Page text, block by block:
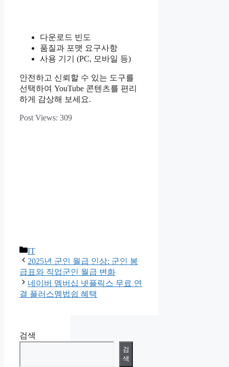
다운로드 빈도
품질과 포맷 요구사항
사용 기기 (PC, 모바일 등)
안전하고 신뢰할 수 있는 도구를
선택하여 YouTube 콘텐츠를 편리
하게 감상해 보세요.
Post Views: 309
카
테
고
리
IT
2025년 군인 월급 인상: 군인 봉
급표와 직업군인 월급 변화
네이버 멤버십 넷플릭스 무료 연
결 플러스멤법쉽 혜택
검색
검
색